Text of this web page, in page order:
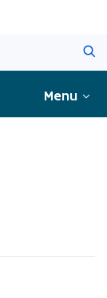
Menu